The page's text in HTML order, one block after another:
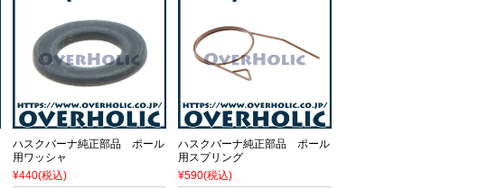
ハスクバーナ純正部品 ポール
用ワッシャ
¥440(税込)
ハスクバーナ純正部品 ポール
用スプリング
¥590(税込)